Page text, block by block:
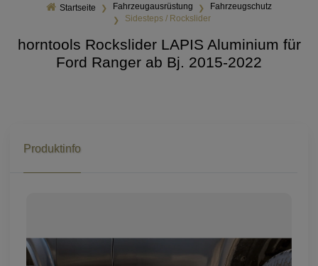
Startseite Fahrzeugausrüstung
Fahrzeugschutz
Sidesteps / Rockslider
horntools Rockslider LAPIS Aluminium für
Ford Ranger ab Bj. 2015-2022
Produktinfo